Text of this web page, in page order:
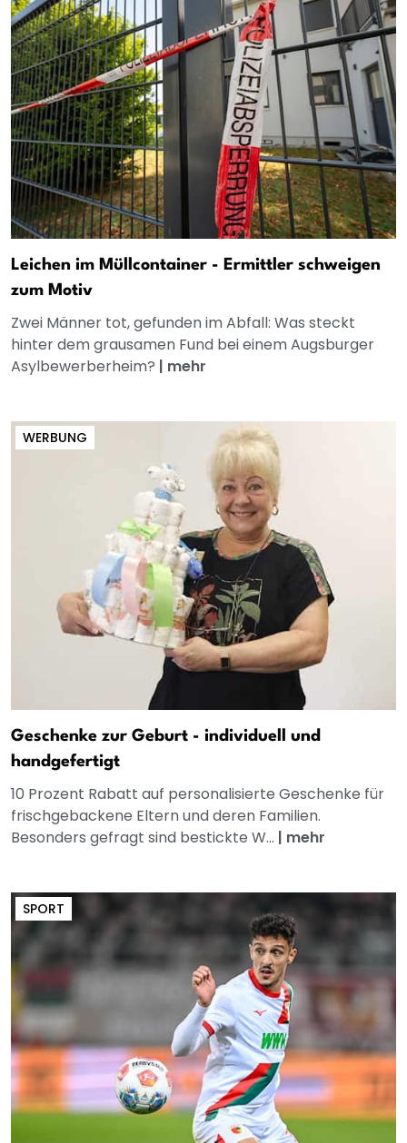
Leichen im Müllcontainer - Ermittler schweigen
zum Motiv
Zwei Männer tot, gefunden im Abfall: Was steckt
hinter dem grausamen Fund bei einem Augsburger
Asylbewerberheim? | mehr
WERBUNG
Geschenke zur Geburt - individuell und
handgefertigt
10 Prozent Rabatt auf personalisierte Geschenke für
frischgebackene Eltern und deren Familien.
Besonders gefragt sind bestickte W... | mehr
SPORT